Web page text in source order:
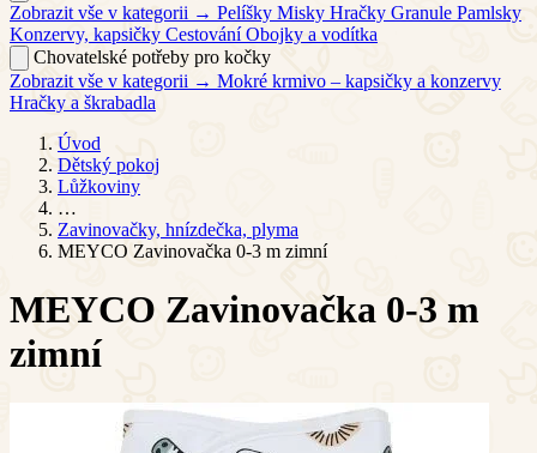
Zobrazit vše v kategorii → Pelíšky Misky Hračky Granule Pamlsky
Konzervy, kapsičky Cestování Obojky a vodítka
Chovatelské potřeby pro kočky
Zobrazit vše v kategorii → Mokré krmivo – kapsičky a konzervy
Hračky a škrabadla
Úvod
Dětský pokoj
Lůžkoviny
…
Zavinovačky, hnízdečka, plyma
MEYCO Zavinovačka 0-3 m zimní
MEYCO Zavinovačka 0-3 m
zimní